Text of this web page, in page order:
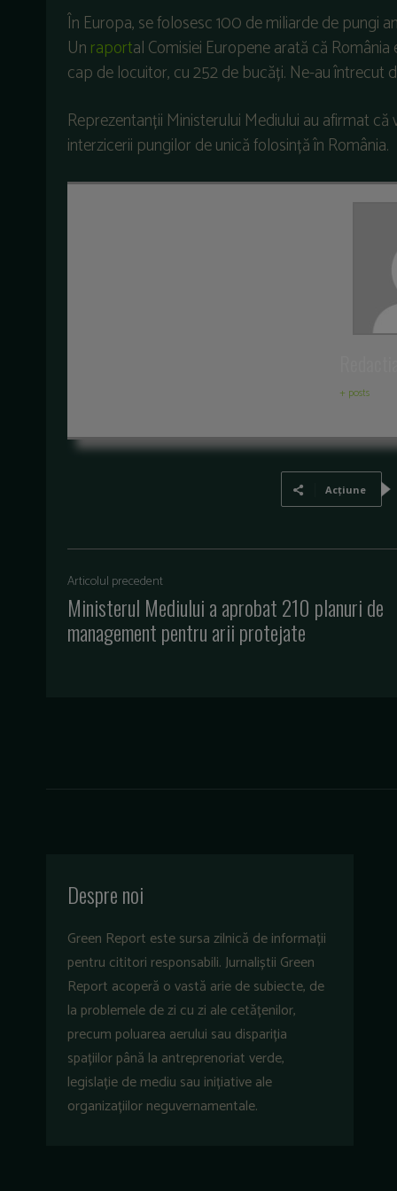
În Europa, se folosesc 100 de miliarde de pungi
Unraportal Comisiei Europene arată că
cap de locuitor, cu 252 de bucăți. Ne-au întrecut
Reprezentanții Ministerului Mediului au afirmat
interzicerii pungilor de unică folosință în România.
+ posts
Acțiune
Articolul precedent
Ministerul Mediului a aprobat 210 planuri de
management pentru arii protejate
Despre noi
Green Report este sursa zilnică de informații
pentru cititori responsabili. Jurnaliștii Green
Report acoperă o vastă arie de subiecte, de
la problemele de zi cu zi ale cetățenilor,
precum poluarea aerului sau dispariția
spațiilor până la antreprenoriat verde,
legislație de mediu sau inițiative ale
organizațiilor neguvernamentale.